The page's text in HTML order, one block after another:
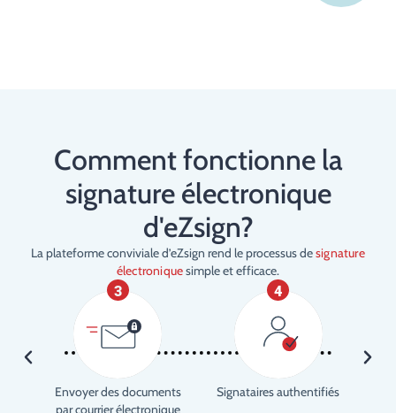
Comment fonctionne la
signature électronique
d'eZsign?
La plateforme conviviale d’eZsign rend le processus designature
électroniquesimple et efficace.
authentifiés Cliquez pour signer
Recevez les